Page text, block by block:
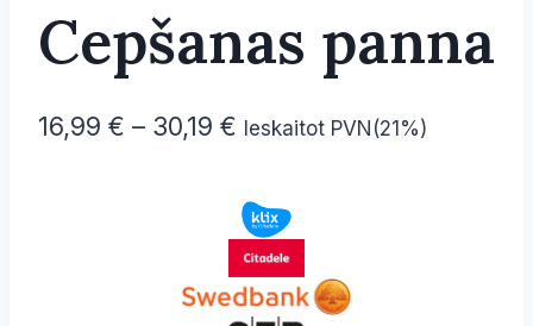
Cepšanas panna
16,99 € – 30,19 € Price
16,99 €
through
30,19 €
Ieskaitot PVN(21%)